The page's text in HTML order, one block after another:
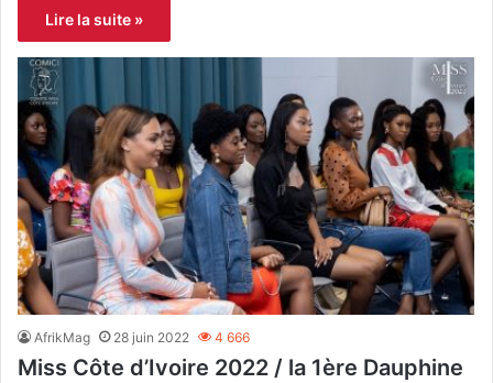
Lire la suite »
AfrikMag 28 juin 2022 4 666
Miss Côte d’Ivoire 2022 / la 1ère Dauphine